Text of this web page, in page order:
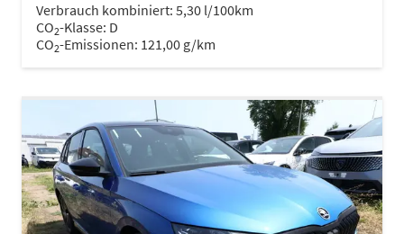
Verbrauch kombiniert: 5,30 l/100km
CO2-Klasse: D
CO2-Emissionen: 121,00 g/km